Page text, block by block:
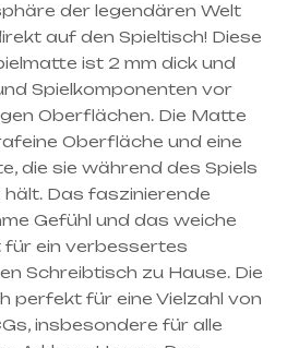
der legendären Welt
auf den Spieltisch! Diese
ist 2 mm dick und
Spielkomponenten vor
Oberflächen. Die Matte
Oberfläche und eine
die sie während des Spiels
Das faszinierende
Gefühl und das weiche
ein verbessertes
Schreibtisch zu Hause. Die
perfekt für eine Vielzahl von
insbesondere für alle